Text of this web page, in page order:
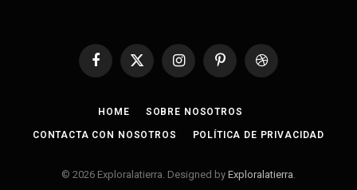
Facebook
X
InstagramPinterestDribbble
HOME SOBRE NOSOTROS
CONTACTA CON NOSOTROS POLÍTICA DE PRIVACIDAD
© 2026 Exploralatierra. Designed by Exploralatierra